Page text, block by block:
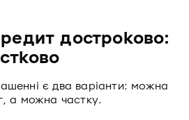
достроково:
є два варіанти: можна
а можна частку.